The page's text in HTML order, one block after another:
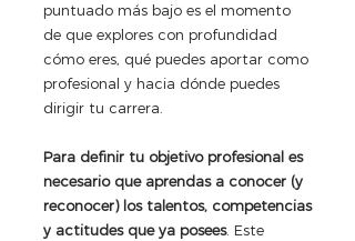
puntuado más bajo es el momento
de que explores con profundidad
cómo eres, qué puedes aportar como
profesional y hacia dónde puedes
dirigir tu carrera.
Para definir tu objetivo profesional es
necesario que aprendas a conocer (y
reconocer) los talentos, competencias
y actitudes que ya posees. Este